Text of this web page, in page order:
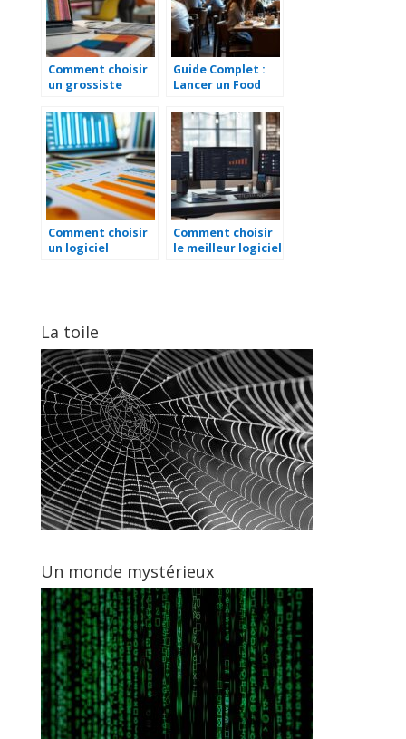
Comment choisir
un grossiste
développer votre
activité
professionnelle
Guide Complet :
Lancer un Food
de Restaurant le
Plus Rentable
avec un Budget
Limité
Comment choisir
un logiciel
Comment choisir
le meilleur logiciel
La toile
Un monde mystérieux